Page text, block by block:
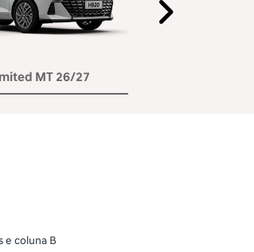
MT 26/27
e coluna B